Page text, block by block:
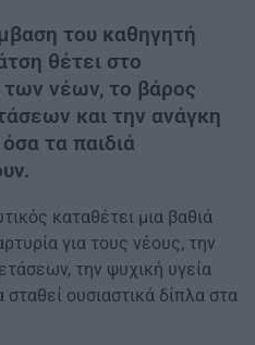
του καθηγητή
θέτει στο
των νέων, το βάρος
και την ανάγκη
τα παιδιά
καταθέτει μια βαθιά
για τους νέους, την
την ψυχική υγεία
ουσιαστικά δίπλα στα